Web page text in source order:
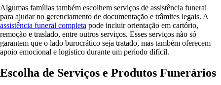
Algumas famílias também escolhem serviços de assistência funeral
para ajudar no gerenciamento de documentação e trâmites legais. A
assistência funeral completa pode incluir orientação em cartório,
remoção e traslado, entre outros serviços. Esses serviços não só
garantem que o lado burocrático seja tratado, mas também oferecem
apoio emocional e logístico durante um período difícil.
Escolha de Serviços e Produtos Funerários